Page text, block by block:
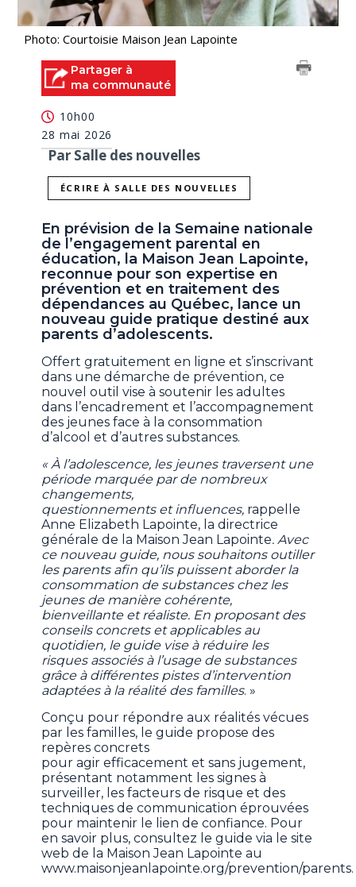
Photo: Courtoisie Maison Jean Lapointe
Partager à
ma communauté
10h00
28 mai 2026
Par Salle des nouvelles
ÉCRIRE À SALLE DES NOUVELLES
En prévision de la Semaine nationale
de l’engagement parental en
éducation, la Maison Jean Lapointe,
reconnue pour son expertise en
prévention et en traitement des
dépendances au Québec, lance un
nouveau guide pratique destiné aux
parents d’adolescents.
Offert gratuitement en ligne et s’inscrivant
dans une démarche de prévention, ce
nouvel outil vise à soutenir les adultes
dans l’encadrement et l’accompagnement
des jeunes face à la consommation
d’alcool et d’autres substances.
« À l’adolescence, les jeunes traversent une
période marquée par de nombreux
changements,
questionnements et influences, rappelle
Anne Elizabeth Lapointe, la directrice
générale de la Maison Jean Lapointe. Avec
ce nouveau guide, nous souhaitons outiller
les parents afin qu’ils puissent aborder la
consommation de substances chez les
jeunes de manière cohérente,
bienveillante et réaliste. En proposant des
conseils concrets et applicables au
quotidien, le guide vise à réduire les
risques associés à l’usage de substances
grâce à différentes pistes d’intervention
adaptées à la réalité des familles. »
Conçu pour répondre aux réalités vécues
par les familles, le guide propose des
repères concrets
pour agir efficacement et sans jugement,
présentant notamment les signes à
surveiller, les facteurs de risque et des
techniques de communication éprouvées
pour maintenir le lien de confiance. Pour
en savoir plus, consultez le guide via le site
web de la Maison Jean Lapointe au
www.maisonjeanlapointe.org/prevention/parents.